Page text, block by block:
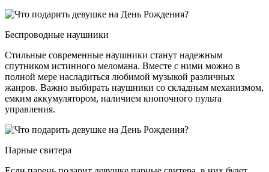
Беспроводные наушники
Стильные современные наушники станут надежным
спутником истинного меломана. Вместе с ними можно в
полной мере насладиться любимой музыкой различных
жанров. Важно выбирать наушники со складным механизмом,
емким аккумулятором, наличием кнопочного пульта
управления.
Парные свитера